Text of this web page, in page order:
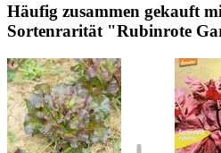
Häufig zusammen gekauft
Sortenrarität "Rubinrote